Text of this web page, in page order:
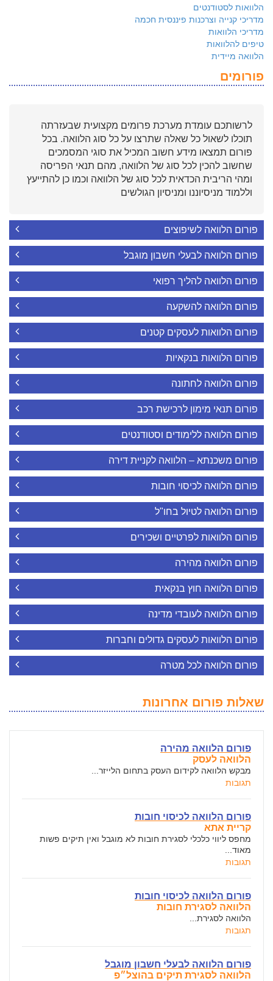
הלוואות לסטודנטים
מדריכי קנייה וצרכנות פיננסית חכמה
מדריכי הלוואות
טיפים להלוואות
הלוואה מיידית
פורומים
לרשותכם עומדת מערכת פרומים מקצועית שבעזרתה
תוכלו לשאול כל שאלה שתרצו על כל סוג הלוואה. בכל
פורום תמצאו מידע חשוב המכיל את סוגי המסמכים
שחשוב להכין לכל סוג של הלוואה, מהם תנאי הפריסה
ומהי הריבית הכדאית לכל סוג של הלוואה וכמו כן להתייעץ
וללמוד מניסיוננו ומניסיון הגולשים
פורום הלוואה לשיפוצים
פורום הלוואה לבעלי חשבון מוגבל
פורום הלוואה להליך רפואי
פורום הלוואה להשקעה
פורום הלוואות לעסקים קטנים
פורום הלוואות בנקאיות
פורום הלוואה לחתונה
פורום תנאי מימון לרכישת רכב
פורום הלוואה ללימודים וסטודנטים
פורום משכנתא – הלוואה לקניית דירה
פורום הלוואה לכיסוי חובות
פורום הלוואה לטיול בחו"ל
פורום הלוואות לפרטיים ושכירים
פורום הלוואה מהירה
פורום הלוואה חוץ בנקאית
פורום הלוואה לעובדי מדינה
פורום הלוואות לעסקים גדולים וחברות
פורום הלוואה לכל מטרה
שאלות פורום אחרונות
פורום הלוואה מהירה
הלוואה לעסק
מבקש הלוואה לקידום העסק בתחום הלייזר...
תגובות
פורום הלוואה לכיסוי חובות
קריית אתא
מחפס ליווי כלכלי לסגירת חובות לא מוגבל ואין תיקים פשות
מאוד...
תגובות
פורום הלוואה לכיסוי חובות
הלוואה לסגירת חובות
הלוואה לסגירת...
תגובות
פורום הלוואה לבעלי חשבון מוגבל
הלוואה לסגירת תיקים בהוצל״פ